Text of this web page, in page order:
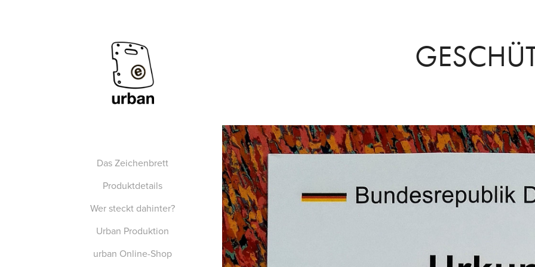
Das Zeichenbrett
Produktdetails
Wer steckt dahinter?
Urban Produktion
urban Online-Shop